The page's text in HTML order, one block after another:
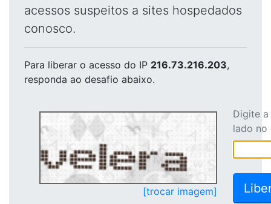
acessos suspeitos a sites hospedados
conosco.
Para liberar o acesso do IP 216.73.216.203,
responda ao desafio abaixo.
[trocar imagem]
Digite
lado no